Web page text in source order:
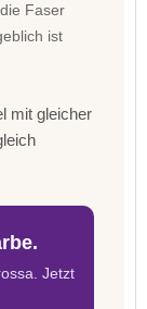
Faser
ist
mit gleicher
Jetzt